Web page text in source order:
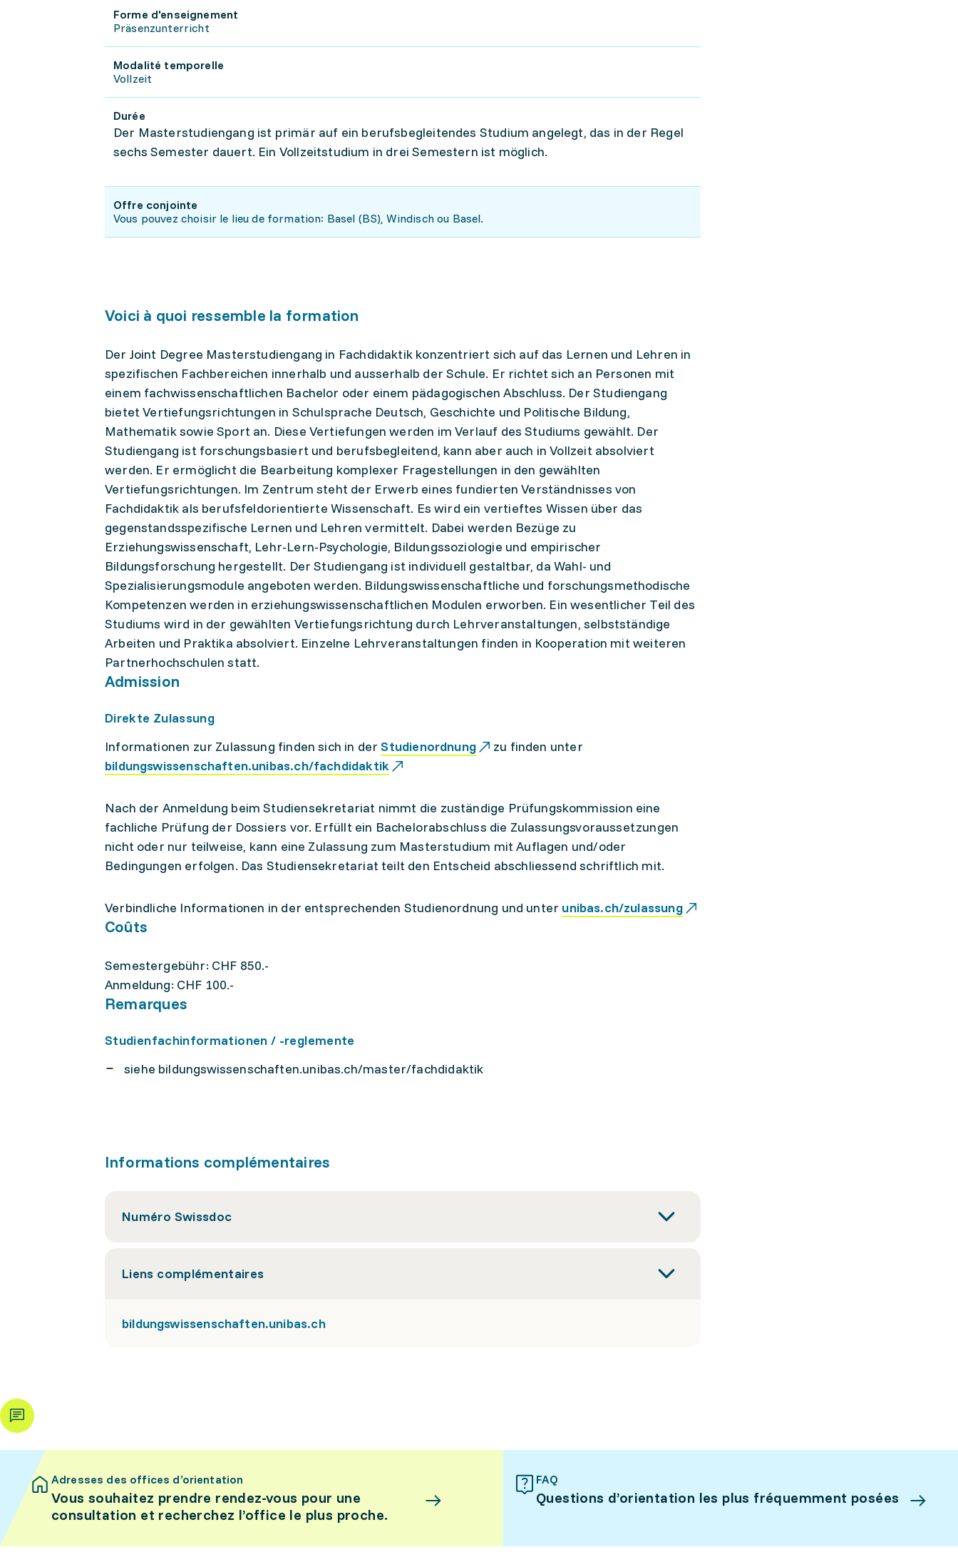
Forme d'enseignement
Präsenzunterricht
Modalité temporelle
Vollzeit
Durée
Der Masterstudiengang ist primär auf ein berufsbegleitendes Studium angelegt, das in der Regel
sechs Semester dauert. Ein Vollzeitstudium in drei Semestern ist möglich.
Offre conjointe
Vous pouvez choisir le lieu de formation: Basel (BS), Windisch ou Basel.
Voici à quoi ressemble la formation
Der Joint Degree Masterstudiengang in Fachdidaktik konzentriert sich auf das Lernen und Lehren in
spezifischen Fachbereichen innerhalb und ausserhalb der Schule. Er richtet sich an Personen mit
einem fachwissenschaftlichen Bachelor oder einem pädagogischen Abschluss. Der Studiengang
bietet Vertiefungsrichtungen in Schulsprache Deutsch, Geschichte und Politische Bildung,
Mathematik sowie Sport an. Diese Vertiefungen werden im Verlauf des Studiums gewählt. Der
Studiengang ist forschungsbasiert und berufsbegleitend, kann aber auch in Vollzeit absolviert
werden. Er ermöglicht die Bearbeitung komplexer Fragestellungen in den gewählten
Vertiefungsrichtungen. Im Zentrum steht der Erwerb eines fundierten Verständnisses von
Fachdidaktik als berufsfeldorientierte Wissenschaft. Es wird ein vertieftes Wissen über das
gegenstandsspezifische Lernen und Lehren vermittelt. Dabei werden Bezüge zu
Erziehungswissenschaft, Lehr-Lern-Psychologie, Bildungssoziologie und empirischer
Bildungsforschung hergestellt. Der Studiengang ist individuell gestaltbar, da Wahl- und
Spezialisierungsmodule angeboten werden. Bildungswissenschaftliche und forschungsmethodische
Kompetenzen werden in erziehungswissenschaftlichen Modulen erworben. Ein wesentlicher Teil des
Studiums wird in der gewählten Vertiefungsrichtung durch Lehrveranstaltungen, selbstständige
Arbeiten und Praktika absolviert. Einzelne Lehrveranstaltungen finden in Kooperation mit weiteren
Partnerhochschulen statt.
Admission
Direkte Zulassung
Informationen zur Zulassung finden sich in derStudienordnung
zu finden unter
bildungswissenschaften.unibas.ch/fachdidaktik
Nach der Anmeldung beim Studiensekretariat nimmt die zuständige Prüfungskommission eine
fachliche Prüfung der Dossiers vor. Erfüllt ein Bachelorabschluss die Zulassungsvoraussetzungen
nicht oder nur teilweise, kann eine Zulassung zum Masterstudium mit Auflagen und/oder
Bedingungen erfolgen. Das Studiensekretariat teilt den Entscheid abschliessend schriftlich mit.
Verbindliche Informationen in der entsprechenden Studienordnung und unter unibas.ch/zulassung
Coûts
Semestergebühr: CHF 850.-
Anmeldung: CHF 100.-
Remarques
Studienfachinformationen / -reglemente
siehe bildungswissenschaften.unibas.ch/master/fachdidaktik
Informations complémentaires
Numéro Swissdoc
Liens complémentaires
bildungswissenschaften.unibas.ch
Adresses des offices d’orientation
Vous souhaitez prendre rendez-vous pour une
consultation et recherchez l’office le plus proche.
FAQ
Questions d’orientation les plus fréquemment posées